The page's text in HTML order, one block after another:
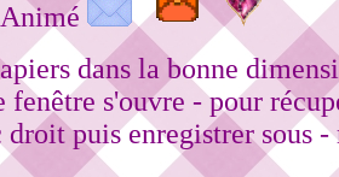
Animé
dans la bonne
fenêtre s'ouvre - pour
puis enregistrer sous -